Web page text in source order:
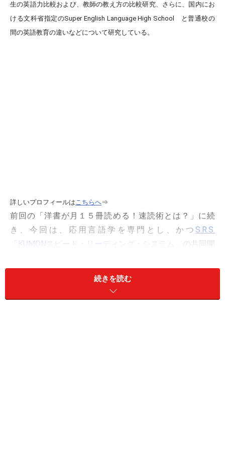
生の英語力比較および、教師の教え方の比較研究、さらに、国内にお
ける文科省指定のSuper English Language High School と普通校の
間の英語教育の違いなどについて研究している。
詳しいプロフィールはこちらへ⇒
前回の「洋書が月１５冊読める！速読術とは？」に続
き、今回は、応用言語学を専門とし、かつ S.R.S.
「KUMONスピード・リーディング・システム」
の共同開
続きを読む